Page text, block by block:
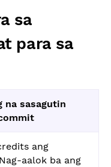
sa
para sa
na sasagutin
ang
aalok ba ang